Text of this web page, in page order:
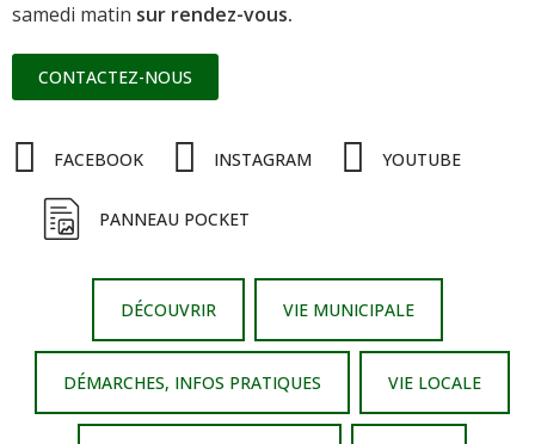
samedi matin sur rendez-vous.
CONTACTEZ-NOUS
FACEBOOK INSTAGRAM YOUTUBE
PANNEAU POCKET
DÉCOUVRIR VIE MUNICIPALE
DÉMARCHES, INFOS PRATIQUES VIE LOCALE